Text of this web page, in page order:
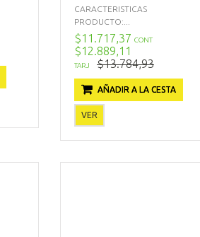
CARACTERISTICAS
PRODUCTO:...
$11.717,37 CONT
$12.889,11
TARJ $13.784,93
AÑADIR A LA CESTA
VER